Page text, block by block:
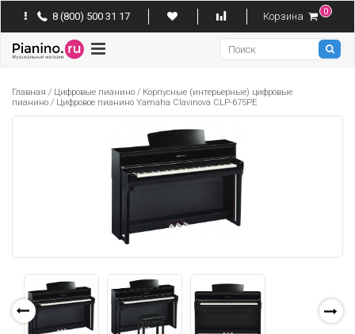
8 (800) 500 31 17 Корзина 0
Pianino
Главная / Цифровые пианино / Корпусные (интерьерные) цифровые
пианино / Цифровое пианино Yamaha Clavinova CLP-675PE